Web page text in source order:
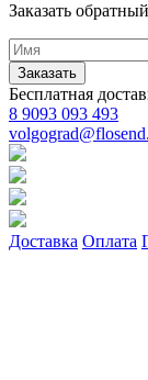
Заказать
Заказать
Бесплатная
8 9093 093 493
Доставка Оплата